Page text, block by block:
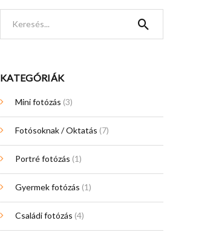
Keresés...
KATEGÓRIÁK
Mini fotózás (3)
Fotósoknak / Oktatás (7)
Portré fotózás (1)
Gyermek fotózás (1)
Családi fotózás (4)